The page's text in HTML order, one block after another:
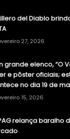
del Diablo
27, 2026
grande elenco, “O
e pôster oficiais;
no dia 19 de
15, 2026
relança baralho